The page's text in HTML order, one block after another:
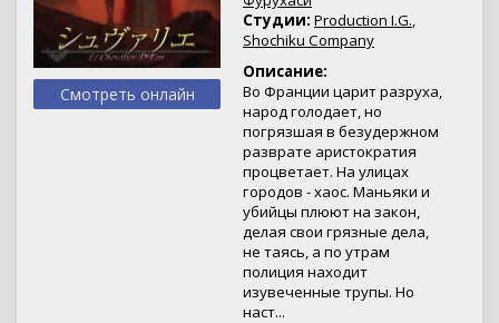
Смотреть онлайн
Студии: Production I.G.,
Shochiku Company
Описание:
Во Франции царит разруха,
народ голодает, но
погрязшая в безудержном
разврате аристократия
процветает. На улицах
городов - хаос. Маньяки и
убийцы плюют на закон,
делая свои грязные дела,
не таясь, а по утрам
полиция находит
изувеченные трупы. Но
наст...